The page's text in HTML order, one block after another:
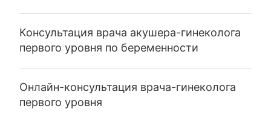
Консультация врача акушера-гинеколога
первого уровня по беременности
Онлайн-консультация врача-гинеколога
первого уровня